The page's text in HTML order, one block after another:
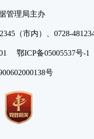
管理局主办
（市内）、0728-
鄂ICP备05005537号
号